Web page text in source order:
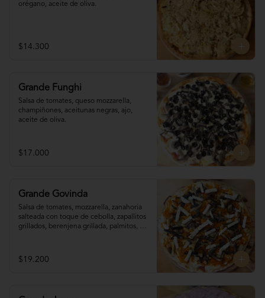
orégano, aceite de oliva.
$14.300
Grande Funghi
Salsa de tomates, queso mozzarella,
champiñones, aceitunas negras, ajo,
aceite de oliva.
$17.000
Grande Govinda
Salsa de tomates, mozzarella, zanahoria
salteada con toque de cebolla, zapallitos
grillados, berenjena grillada, palmitos,
$19.200